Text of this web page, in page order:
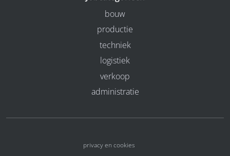
bouw
productie
techniek
logistiek
verkoop
administratie
privacy en cookies